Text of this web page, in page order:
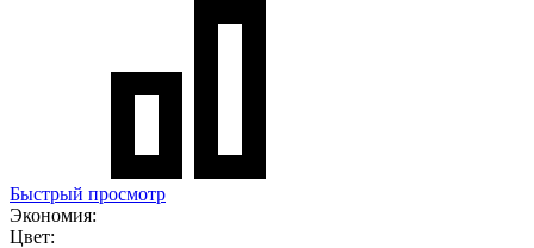
Быстрый просмотр
Экономия:
Цвет: